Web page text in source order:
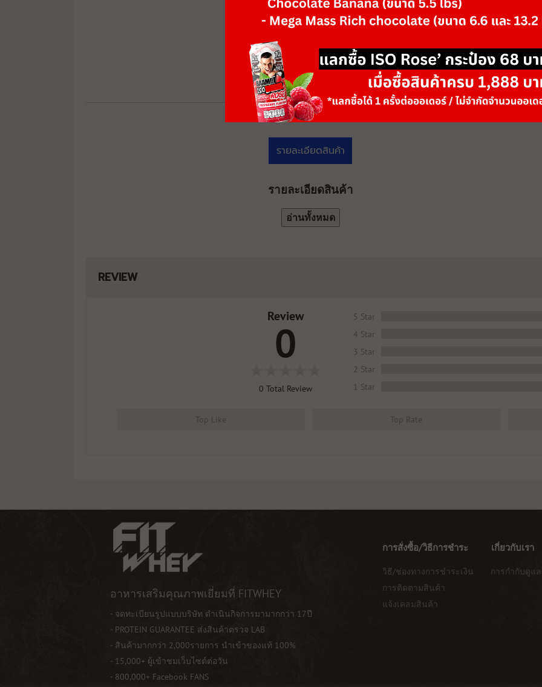
จำนวน
เพิ่มลงตะกร้า
รายละเอียดสินค้า
รายละเอียดสินค้า
อ่านทั้งหมด
REVIEW
Review
0
0 Total Review
5 Star
4 Star
3 Star
2 Star
1 Star
Top Like Top Rate
อาหารเสริมคุณภาพเยี่ยมที่ FITWHEY
- จดทะเบียนรูปแบบบริษัท ดำเนินกิจการมามากกว่า 17ปี
- PROTEIN GUARANTEE ส่งสินค้าตรวจ LAB
- สินค้ามากกว่า 2,000รายการ นำเข้าของแท้ 100%
- 15,000+ ผู้เข้าชมเว็บไซต์ต่อวัน
- 800,000+ Facebook FANS
การสั่งซื้อ/วิธีการชำระ เกี่ยวกับเรา
วิธี/ช่องทางการชำระเงิน
การติดตามสินค้า
แจ้งเคลมสินค้า
การกำกับดูแ